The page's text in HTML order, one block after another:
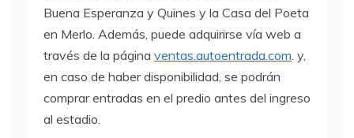
Buena Esperanza y Quines y la Casa del Poeta
en Merlo. Además, puede adquirirse vía web a
través de la página ventas.autoentrada.com. y,
en caso de haber disponibilidad, se podrán
comprar entradas en el predio antes del ingreso
al estadio.